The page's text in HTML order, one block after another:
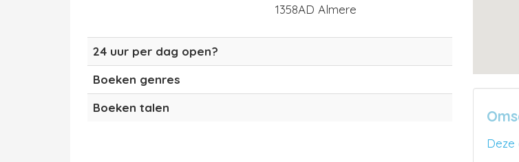
1358AD Almere
24 uur per dag open?
Boeken genres
Boeken talen
Deze